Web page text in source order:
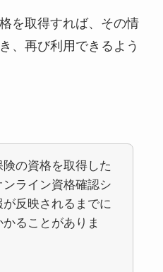
を取得すれば、その情
、再び利用できるよう
の資格を取得した
ライン資格確認シ
が反映されるまでに
ることがありま